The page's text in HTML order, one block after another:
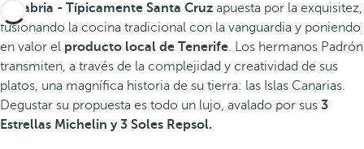
Sanabria - Típicamente Santa Cruz apuesta por la exquisitez,
fusionando la cocina tradicional con la vanguardia y poniendo
en valor el producto local de Tenerife. Los hermanos Padrón
transmiten, a través de la complejidad y creatividad de sus
platos, una magnífica historia de su tierra: las Islas Canarias.
Degustar su propuesta es todo un lujo, avalado por sus 3
Estrellas Michelin y 3 Soles Repsol.